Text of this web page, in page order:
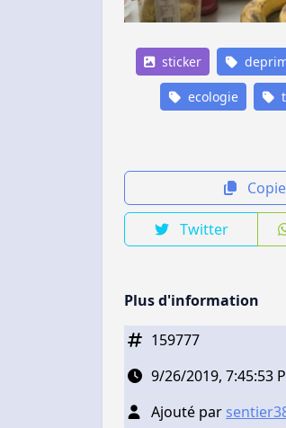
sticker
ecologie
Twitter
Plus d'information
159777
9/26/2019, 7:45:53
Ajouté par